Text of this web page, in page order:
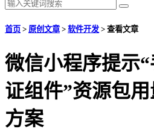
首页 > 原创文章> 软件开发 > 查看文章
微信小程序提示
证组件”资源包
方案